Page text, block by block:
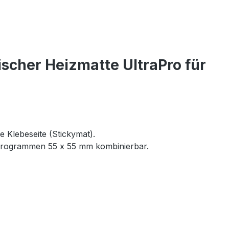
Heizmatte UltraPro für
Klebeseite (Stickymat).
55 x 55 mm kombinierbar.